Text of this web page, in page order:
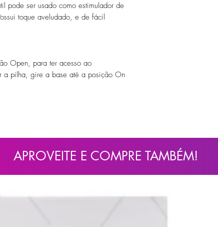
pode ser usado como estimulador de
toque aveludado, e de fácil
Open, para ter acesso ao
a pilha, gire a base até a posição On
o uso de pilhas alcalinas para
APROVEITE E COMPRE TAMBÉM!